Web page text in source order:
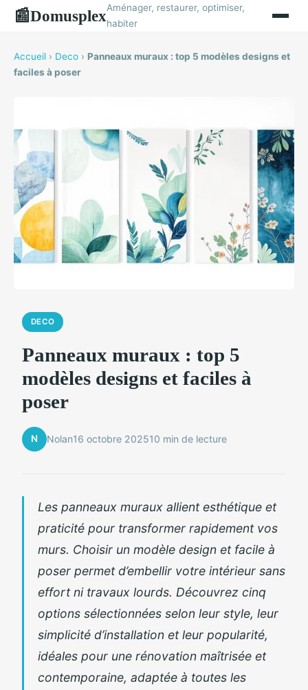
📰DomusplexAménager, restaurer, optimiser,
habiter
Accueil › Deco › Panneaux muraux : top 5 modèles designs et
faciles à poser
DECO
Panneaux muraux : top 5
modèles designs et faciles à
poser
N Nolan16 octobre 202510 min de lecture
Les panneaux muraux allient esthétique et
praticité pour transformer rapidement vos
murs. Choisir un modèle design et facile à
poser permet d’embellir votre intérieur sans
effort ni travaux lourds. Découvrez cinq
options sélectionnées selon leur style, leur
simplicité d’installation et leur popularité,
idéales pour une rénovation maîtrisée et
contemporaine, adaptée à toutes les